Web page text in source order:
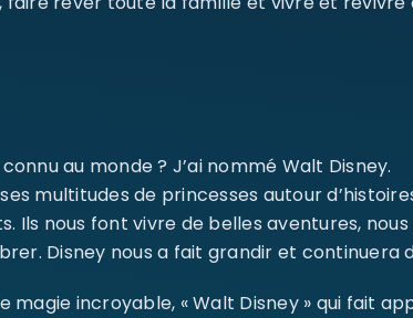
de moi
CONNECTER
PASSE PERDU ?
au monde ? J’ai nommé Walt Disney.
multitudes de princesses autour
Ils nous font vivre de belles aventures,
Disney nous a fait grandir et continuera
incroyable, « Walt Disney » qui fait